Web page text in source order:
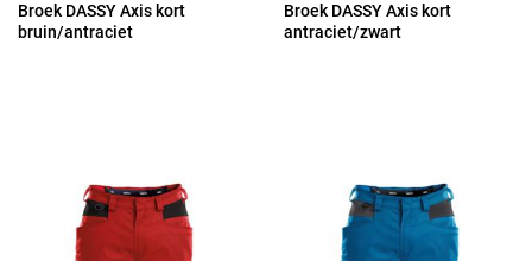
Broek DASSY Axis kort
bruin/antraciet
Broek DASSY Axis kort
antraciet/zwart